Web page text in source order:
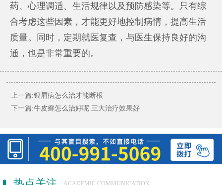
药、心理调适、生活规律以及预防感染等。只有综
合考虑这些因素，才能更好地控制病情，提高生活
质量。同时，定期就医复查，与医生保持良好的沟
通，也是非常重要的。
上一篇:银屑病怎么治才能断根
下一篇:牛皮癣怎么治好呢 三大治疗效果好
ACADEMIC COMMUNICATION